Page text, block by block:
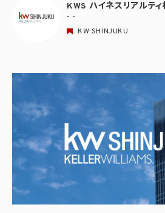
KWS ハイネスリアルテ
- -
KW SHINJUKU